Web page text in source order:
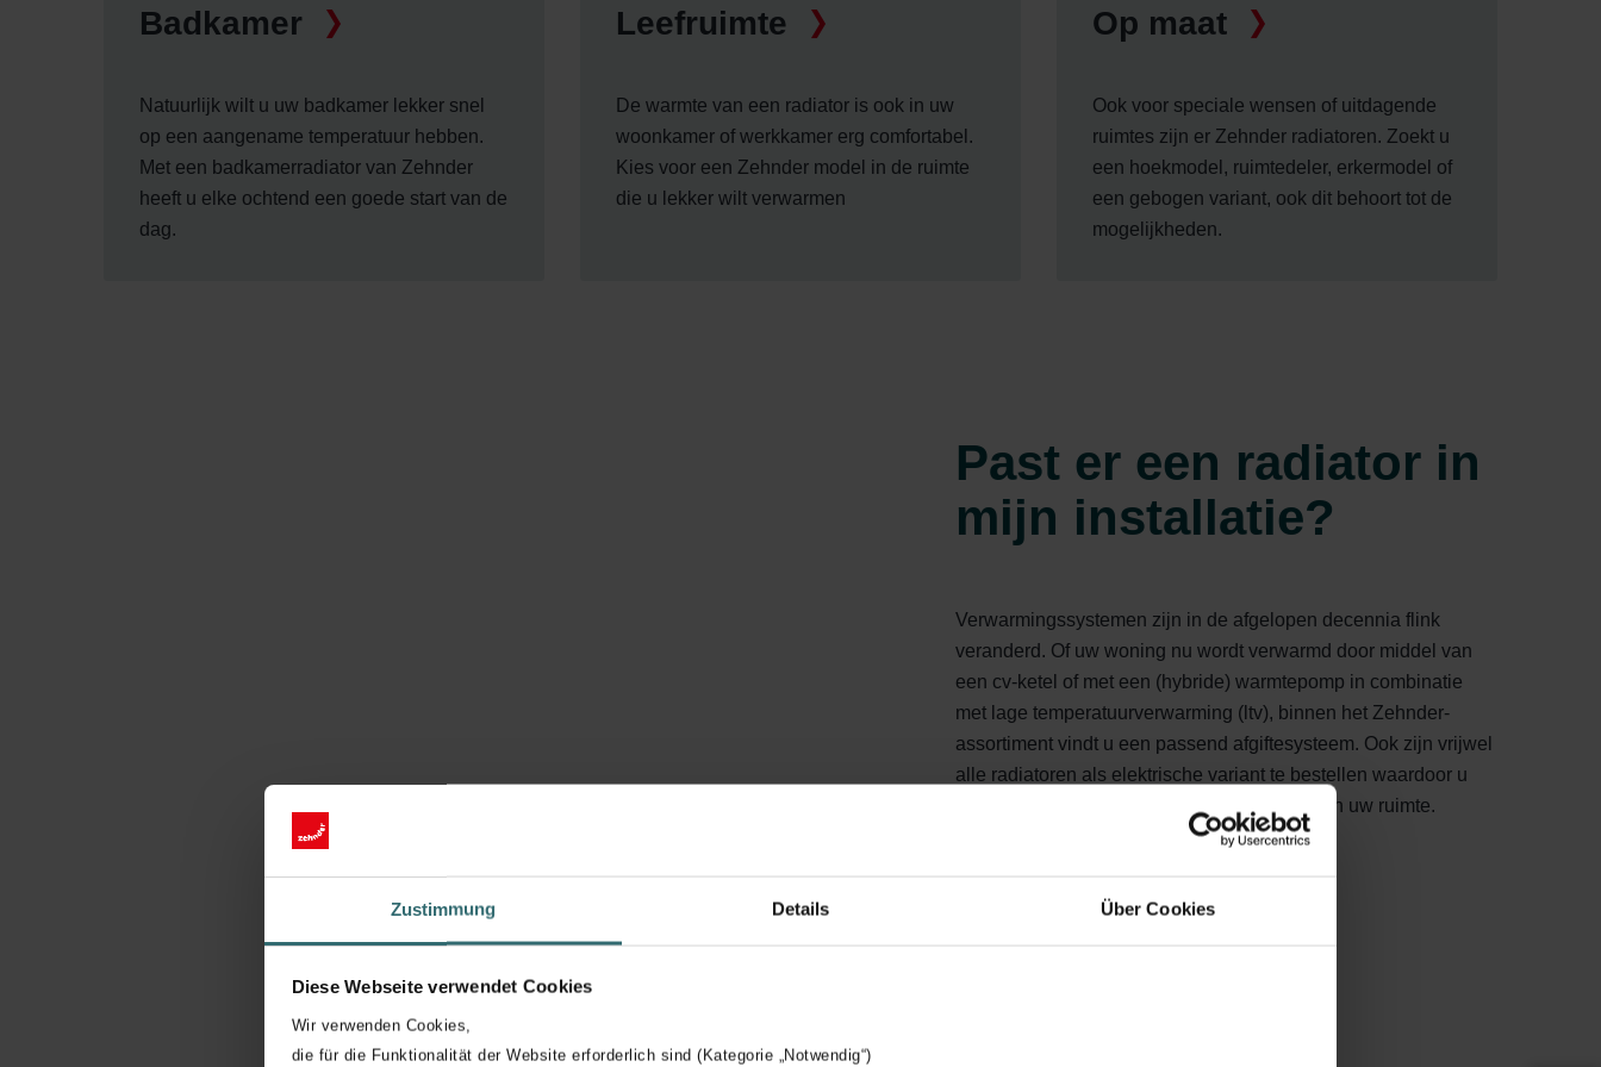
Zustimmung Details Über Cookies
Diese Webseite verwendet Cookies
Wir verwenden Cookies,
die für die Funktionalität der Website erforderlich sind (Kategorie „Notwendig“)
Badkamer
Natuurlijk wilt u uw badkamer lekker snel
op een aangename temperatuur hebben.
Met een badkamerradiator van Zehnder
heeft u elke ochtend een goede start van de
dag.
Leefruimte
De warmte van een radiator is ook in uw
woonkamer of werkkamer erg comfortabel.
Kies voor een Zehnder model in de ruimte
die u lekker wilt verwarmen
Op maat
Ook voor speciale wensen of uitdagende
ruimtes zijn er Zehnder radiatoren. Zoekt u
een hoekmodel, ruimtedeler, erkermodel of
een gebogen variant, ook dit behoort tot de
mogelijkheden.
Past er een radiator in
mijn installatie?
Verwarmingssystemen zijn in de afgelopen decennia flink
veranderd. Of uw woning nu wordt verwarmd door middel van
een cv-ketel of met een (hybride) warmtepomp in combinatie
met lage temperatuurverwarming (ltv), binnen het Zehnder-
assortiment vindt u een passend afgiftesysteem. Ook zijn vrijwel
alle radiatoren als elektrische variant te bestellen waardoor u
heel eenvoudig en snel fijne warmte creëert in uw ruimte.
Welk verwarmingssysteem kies ik?